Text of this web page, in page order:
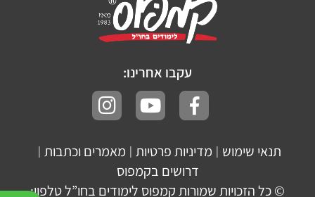
עקבו אחרינו:
© כל הזכויות שמורות קמפוס לימודים בחו”ל טלפון:
תנאי שימוש | מדיניות פרטיות | מאמרים וכתבות |
דרושים בקמפוס